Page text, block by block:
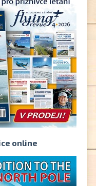
online